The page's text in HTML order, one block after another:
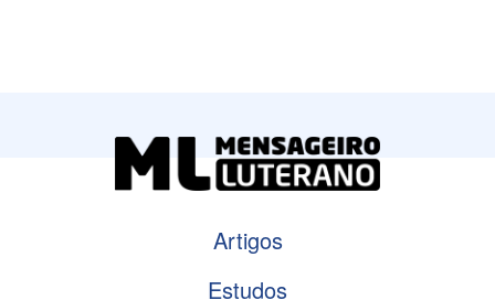
Artigos
Estudos